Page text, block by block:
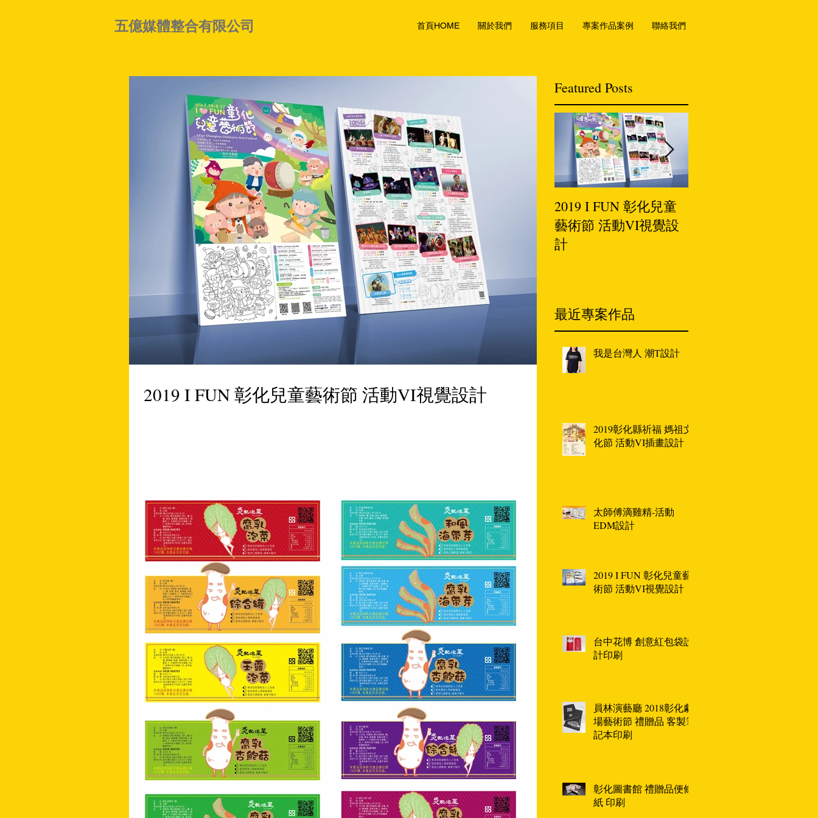
五億媒體整合有限公司 首頁HOME 關於我們 服務項目 專案作品案例 聯絡我們
2019 I FUN 彰化兒童藝術節 活動VI視覺設計
Featured Posts
2019 I FUN 彰化兒童
藝術節 活動VI視覺設
計
最近專案作品
我是台灣人 潮T設計
2019彰化縣祈福 媽祖文
化節 活動VI插畫設計
太師傅滴雞精-活動
EDM設計
2019 I FUN 彰化兒童藝
術節 活動VI視覺設計
台中花博 創意紅包袋設
計印刷
員林演藝廳 2018彰化劇
場藝術節 禮贈品 客製筆
記本印刷
彰化圖書館 禮贈品便條
紙 印刷